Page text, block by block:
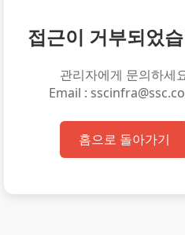
접근이 거부되었
관리자에게 문의하세
Email :
홈으로 돌아가기